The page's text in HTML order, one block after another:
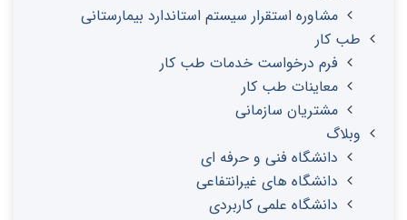
مشاوره استقرار سیستم استاندارد بیمارستانی
طب کار
فرم درخواست خدمات طب کار
معاینات طب کار
مشتریان سازمانی
وبلاگ
دانشگاه فنی و حرفه ای
دانشگاه های غیرانتفاعی
دانشگاه علمی کاربردی